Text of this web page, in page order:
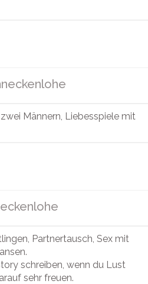
Männern, Liebesspiele mit
Partnertausch, Sex mit
schreiben, wenn du Lust
sehr freuen.